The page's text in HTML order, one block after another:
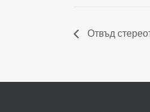
Отвъд